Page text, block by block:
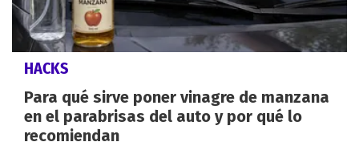
HACKS
Para qué sirve poner vinagre de manzana
en el parabrisas del auto y por qué lo
recomiendan